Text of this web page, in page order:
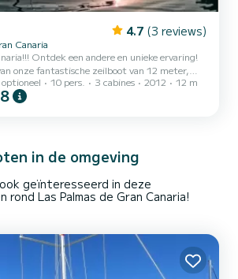
4.7 (3 reviews)
Canaria
ervaring!
onze fantastische zeilboot van 12 meter,
mee kunnen (inclusief de schipper). Wij
nautische ervaringen. Zowel voor groepen
waarop u...
10 pers. 3 cabines 2012 12 m
in de omgeving
geïnteresseerd in deze
Las Palmas de Gran Canaria!